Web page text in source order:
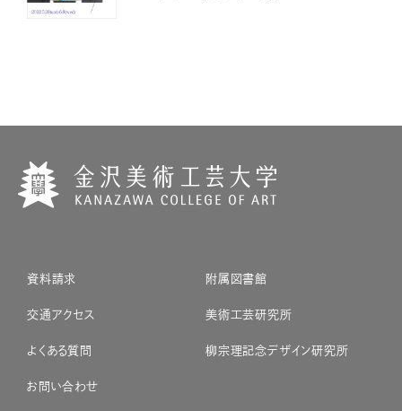
資料請求
交通アクセス
よくある質問
お問い合わせ
附属図書館
美術工芸研究所
柳宗理記念デザイン研究所